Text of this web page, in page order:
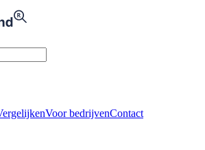
Voor bedrijvenContact